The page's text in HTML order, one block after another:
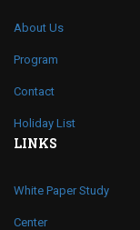
About Us
Program
Contact
Holiday List
LINKS
White Paper Study
Center